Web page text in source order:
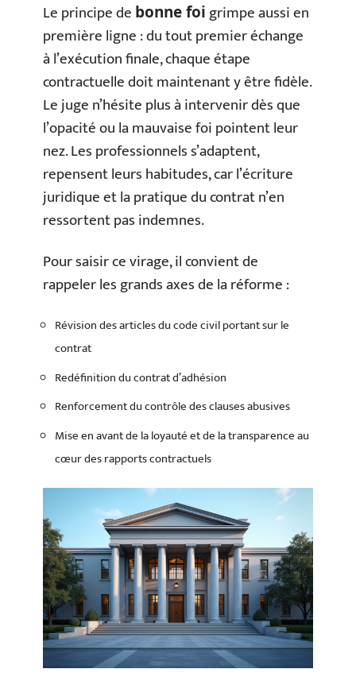
Le principe de bonne foigrimpe aussi en
première ligne : du tout premier échange
à l’exécution finale, chaque étape
contractuelle doit maintenant y être fidèle.
Le juge n’hésite plus à intervenir dès que
l’opacité ou la mauvaise foi pointent leur
nez. Les professionnels s’adaptent,
repensent leurs habitudes, car l’écriture
juridique et la pratique du contrat n’en
ressortent pas indemnes.
Pour saisir ce virage, il convient de
rappeler les grands axes de la réforme :
Révision des articles du code civil portant sur le
contrat
Redéfinition du contrat d’adhésion
Renforcement du contrôle des clauses abusives
Mise en avant de la loyauté et de la transparence au
cœur des rapports contractuels